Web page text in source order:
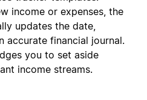
income or expenses, the
updates the date,
accurate financial journal.
you to set aside
income streams.